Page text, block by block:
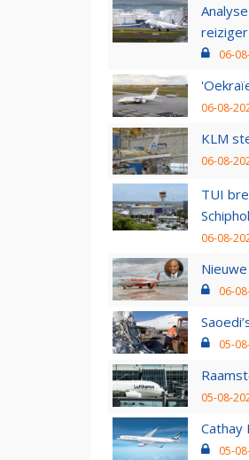
reiziger
06-
06-08-
KLM
06-08-
TUI
Schiphol
06-08-
06-
05-
05-08-
Cathay
05-